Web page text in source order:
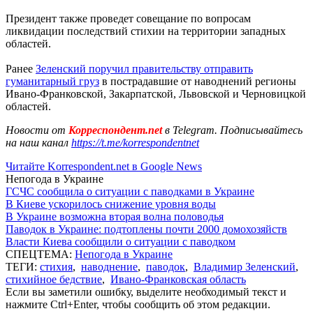
Президент также проведет совещание по вопросам
ликвидации последствий стихии на территории западных
областей.
Ранее Зеленский поручил правительству отправить
гуманитарный груз в пострадавшие от наводнений регионы
Ивано-Франковской, Закарпатской, Львовской и Черновицкой
областей.
Новости от Корреспондент.netв Telegram. Подписывайтесь
на наш канал https://t.me/korrespondentnet
Читайте Korrespondent.net в Google News
Непогода в Украине
ГСЧС сообщила о ситуации с паводками в Украине
В Киеве ускорилось снижение уровня воды
В Украине возможна вторая волна половодья
Паводок в Украине: подтоплены почти 2000 домохозяйств
Власти Киева сообщили о ситуации с паводком
СПЕЦТЕМА: Непогода в Украине
ТЕГИ: стихия, наводнение, паводок, Владимир Зеленский,
стихийное бедствие, Ивано-Франковская область
Если вы заметили ошибку, выделите необходимый текст и
нажмите Ctrl+Enter, чтобы сообщить об этом редакции.